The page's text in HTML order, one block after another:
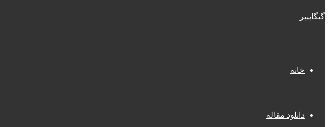
گیگاپیپر
خانه
دانلود مقاله